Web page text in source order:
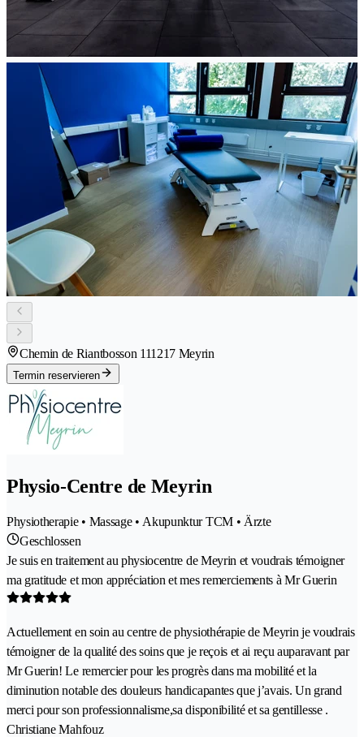
Chemin de Riantbosson 111217 Meyrin
Termin reservieren
Physio-Centre de Meyrin
Physiotherapie • Massage • Akupunktur TCM • Ärzte
Geschlossen
Je suis en traitement au physiocentre de Meyrin et voudrais témoigner
ma gratitude et mon appréciation et mes remerciements à Mr Guerin
Actuellement en soin au centre de physiothérapie de Meyrin je voudrais
témoigner de la qualité des soins que je reçois et ai reçu auparavant par
Mr Guerin! Le remercier pour les progrès dans ma mobilité et la
diminution notable des douleurs handicapantes que j’avais. Un grand
merci pour son professionnalisme,sa disponibilité et sa gentillesse .
Christiane Mahfouz